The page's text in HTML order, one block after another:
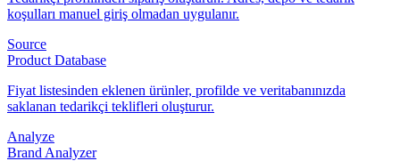
koşulları manuel giriş olmadan uygulanır.
Source
Product Database
Fiyat listesinden eklenen ürünler, profilde ve veritabanınızda
saklanan tedarikçi teklifleri oluşturur.
Analyze
Brand Analyzer